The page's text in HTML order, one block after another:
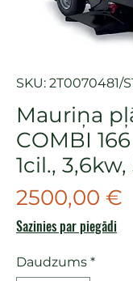
SKU: 2T0070481/
Mauriņa
COMBI
1cil., 3,6kw,
2500,00 €
Sazinies par piegādi
Daudzums *